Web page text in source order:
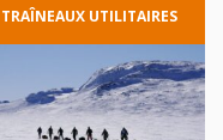
TRAÎNEAUX UTILITAIRES